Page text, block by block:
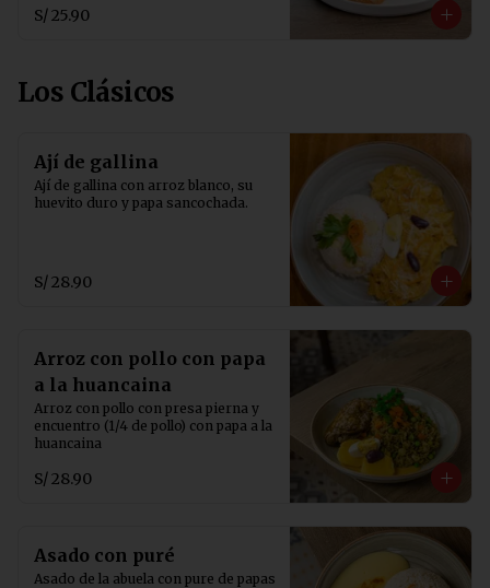
S/ 25.90
Los Clásicos
Ají de gallina
Ají de gallina con arroz blanco, su
huevito duro y papa sancochada.
S/ 28.90
Arroz con pollo con papa
a la huancaina
Arroz con pollo con presa pierna y
encuentro (1/4 de pollo) con papa a la
huancaina
S/ 28.90
Asado con puré
Asado de la abuela con pure de papas